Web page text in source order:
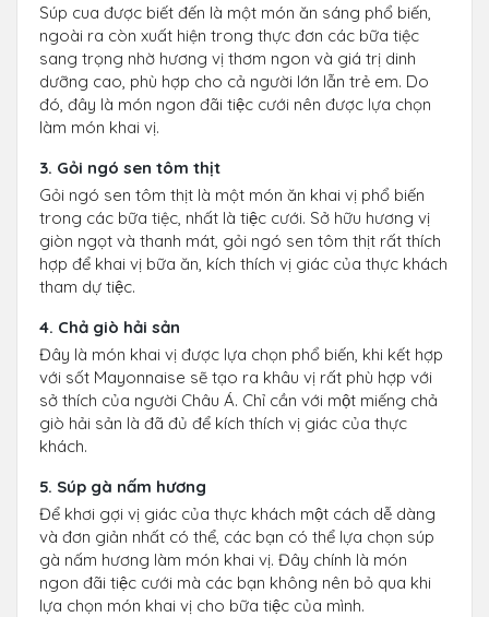
Súp cua được biết đến là một món ăn sáng phổ biến,
ngoài ra còn xuất hiện trong thực đơn các bữa tiệc
sang trọng nhờ hương vị thơm ngon và giá trị dinh
dưỡng cao, phù hợp cho cả người lớn lẫn trẻ em. Do
đó, đây là món ngon đãi tiệc cưới nên được lựa chọn
làm món khai vị.
3. Gỏi ngó sen tôm thịt
Gỏi ngó sen tôm thịt là một món ăn khai vị phổ biến
trong các bữa tiệc, nhất là tiệc cưới. Sở hữu hương vị
giòn ngọt và thanh mát, gỏi ngó sen tôm thịt rất thích
hợp để khai vị bữa ăn, kích thích vị giác của thực khách
tham dự tiệc.
4. Chả giò hải sản
Đây là món khai vị được lựa chọn phổ biến, khi kết hợp
với sốt Mayonnaise sẽ tạo ra khâu vị rất phù hợp với
sở thích của người Châu Á. Chỉ cần với một miếng chả
giò hải sản là đã đủ để kích thích vị giác của thực
khách.
5. Súp gà nấm hương
Để khơi gợi vị giác của thực khách một cách dễ dàng
và đơn giản nhất có thể, các bạn có thể lựa chọn súp
gà nấm hương làm món khai vị. Đây chính là món
ngon đãi tiệc cưới mà các bạn không nên bỏ qua khi
lựa chọn món khai vị cho bữa tiệc của mình.